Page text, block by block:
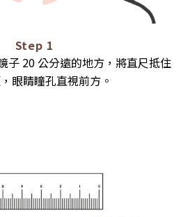
Step 1
子 20 公分遠的地方，將直尺抵住
眼睛瞳孔直視前方。